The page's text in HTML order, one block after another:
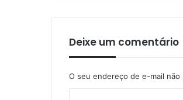
Deixe um comentário
O seu endereço de e-mail não